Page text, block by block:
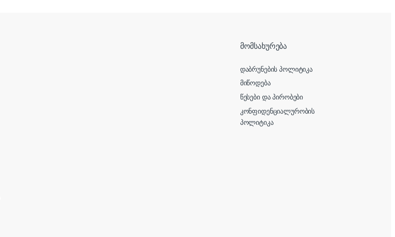
მომსახურება
დაბრუნების პოლიტიკა
მიწოდება
წესები და პირობები
კონფიდენციალურობის
პოლიტიკა